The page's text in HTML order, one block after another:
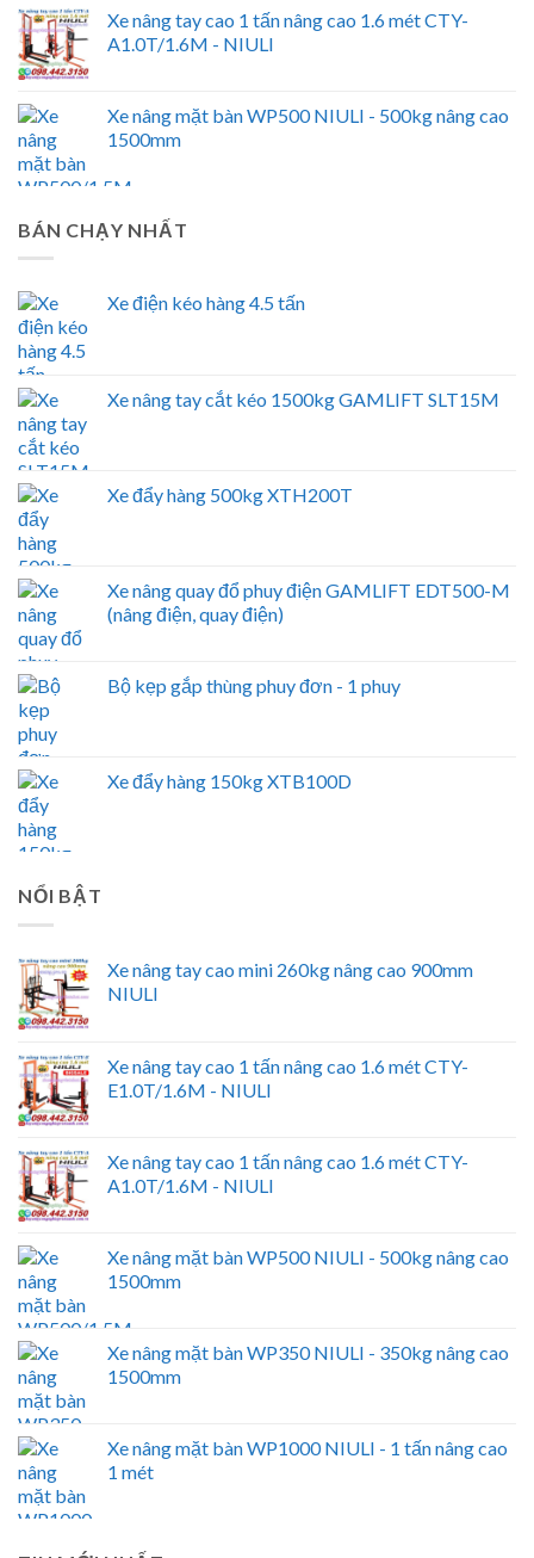
Xe nâng tay cao 1 tấn nâng cao 1.6 mét CTY-
A1.0T/1.6M - NIULI
Xe nâng mặt bàn WP500 NIULI - 500kg nâng cao
1500mm
BÁN CHẠY NHẤT
Xe điện kéo hàng 4.5 tấn
Xe nâng tay cắt kéo 1500kg GAMLIFT SLT15M
Xe đẩy hàng 500kg XTH200T
Xe nâng quay đổ phuy điện GAMLIFT EDT500-M
(nâng điện, quay điện)
Bộ kẹp gắp thùng phuy đơn - 1 phuy
Xe đẩy hàng 150kg XTB100D
NỔI BẬT
Xe nâng tay cao mini 260kg nâng cao 900mm
NIULI
Xe nâng tay cao 1 tấn nâng cao 1.6 mét CTY-
E1.0T/1.6M - NIULI
Xe nâng tay cao 1 tấn nâng cao 1.6 mét CTY-
A1.0T/1.6M - NIULI
Xe nâng mặt bàn WP500 NIULI - 500kg nâng cao
1500mm
Xe nâng mặt bàn WP350 NIULI - 350kg nâng cao
1500mm
Xe nâng mặt bàn WP1000 NIULI - 1 tấn nâng cao
1 mét